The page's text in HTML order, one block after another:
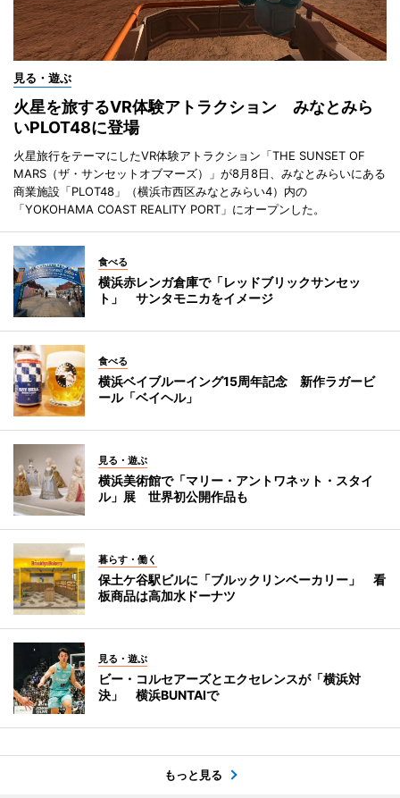
見る・遊ぶ
火星を旅するVR体験アトラクション みなとみら
いPLOT48に登場
火星旅行をテーマにしたVR体験アトラクション「THE SUNSET OF
MARS（ザ・サンセットオブマーズ）」が8月8日、みなとみらいにある
商業施設「PLOT48」（横浜市西区みなとみらい4）内の
「YOKOHAMA COAST REALITY PORT」にオープンした。
食べる
横浜赤レンガ倉庫で「レッドブリックサンセッ
ト」 サンタモニカをイメージ
食べる
横浜ベイブルーイング15周年記念 新作ラガービ
ール「ベイヘル」
見る・遊ぶ
横浜美術館で「マリー・アントワネット・スタイ
ル」展 世界初公開作品も
暮らす・働く
保土ケ谷駅ビルに「ブルックリンベーカリー」 看
板商品は高加水ドーナツ
見る・遊ぶ
ビー・コルセアーズとエクセレンスが「横浜対
決」 横浜BUNTAIで
もっと見る